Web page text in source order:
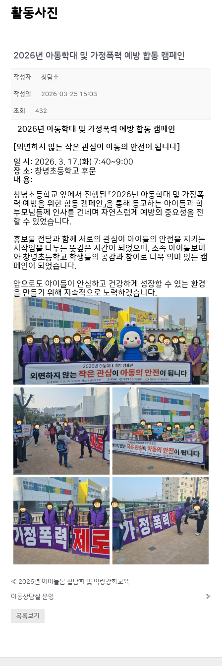
활동사진
2026년 아동학대 및 가정폭력 예방 합동 캠페인
작성자 상담소
작성일 2026-03-25 15:03
조회 432
2026년 아동학대 및 가정폭력 예방 합동 캠페인
[외면하지 않는 작은 관심이 아동의 안전이 됩니다
일 시 : 2026. 3. 17.(화) 7:40~9:00
장 소: 창녕초등학교 후문
내 용:
창녕초등학교 앞에서 진행된 「2026년 아동학대 및 가정폭
력 예방을 위한 합동 캠페인」을 통해 등교하는 아이들과 학
부모님들께 인사를 건네며 자연스럽게 예방의 중요성을 전
할 수 있었습니다.
홍보물 전달과 함께 서로의 관심이 아이들의 안전을 지키는
시작임을 나누는 뜻깊은 시간이 되었으며, 소속 아이돌보미
와 창녕초등학교 학생들의 공감과 참여로 더욱 의미 있는 캠
페인이 되었습니다.
앞으로도 아이들이 안심하고 건강하게 성장할 수 있는 환경
을 만들기 위해 지속적으로 노력하겠습니다.
« 2026년 아이돌봄 집담회 및 역량강화교육
이동상담실 운영 »
목록보기